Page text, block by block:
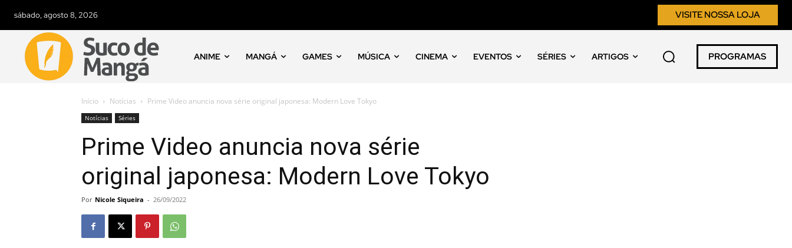
sábado, agosto 8, 2026 VISITE NOSSA LOJA
ANIME MANGÁ GAMES MÚSICA CINEMA EVENTOS SÉRIES ARTIGOS PROGRAMAS
Início Notícias Prime Video anuncia nova série original japonesa: Modern Love Tokyo
Notícias Séries
Prime Video anuncia nova série
original japonesa: Modern Love Tokyo
Por Nicole Siqueira - 26/09/2022